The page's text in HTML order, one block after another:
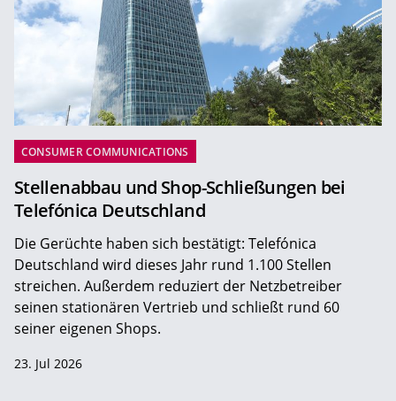
CONSUMER COMMUNICATIONS
Stellenabbau und Shop-Schließungen bei
Telefónica Deutschland
Die Gerüchte haben sich bestätigt: Telefónica
Deutschland wird dieses Jahr rund 1.100 Stellen
streichen. Außerdem reduziert der Netzbetreiber
seinen stationären Vertrieb und schließt rund 60
seiner eigenen Shops.
23. Jul 2026